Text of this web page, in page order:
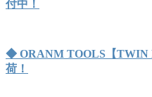
付中！
◆ ORANM TOOLS【TWIN
荷！